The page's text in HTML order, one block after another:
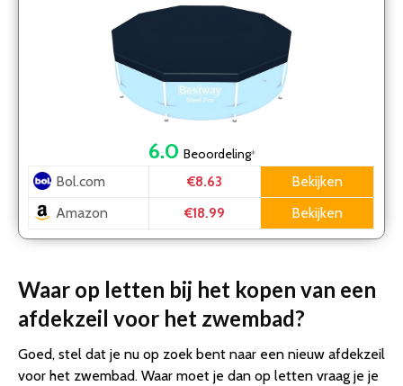
6.0 Beoordeling*
Bol.com €8.63
Bekijken
Amazon
€18.99 Bekijken
Waar op letten bij het kopen van een
afdekzeil voor het zwembad?
Goed, stel dat je nu op zoek bent naar een nieuw afdekzeil
voor het zwembad. Waar moet je dan op letten vraag je je